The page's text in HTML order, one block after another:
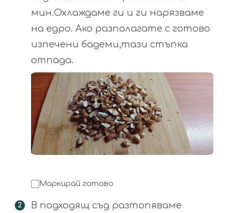
мин.Охлаждаме ги и ги нарязваме
на едро. Ако разполагате с готово
изпечени бадеми,тази стъпка
отпада.
Маркирай готово
В подходящ съд разтопяваме